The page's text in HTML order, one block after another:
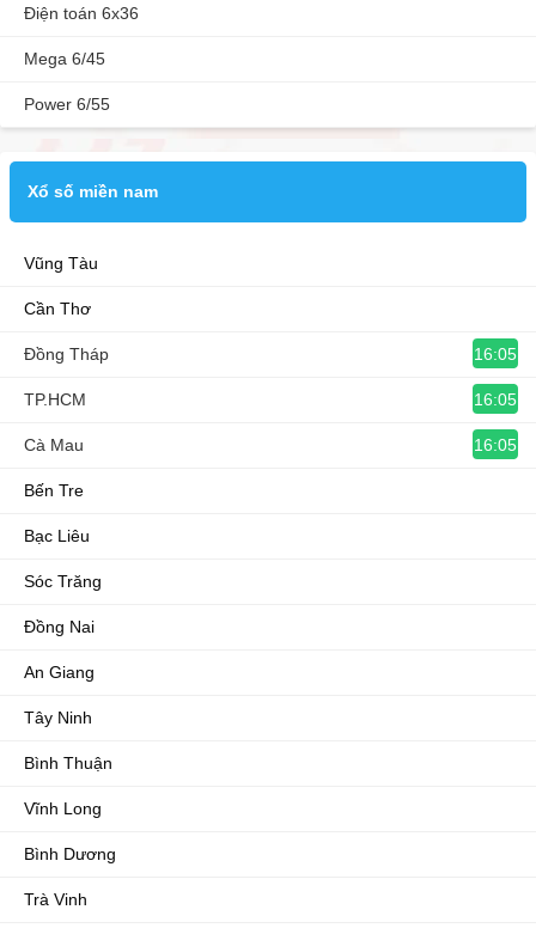
Điện toán 6x36
Mega 6/45
Power 6/55
Xổ số miền nam
Vũng Tàu
Cần Thơ
Đồng Tháp 16:05
TP.HCM 16:05
Cà Mau 16:05
Bến Tre
Bạc Liêu
Sóc Trăng
Đồng Nai
An Giang
Tây Ninh
Bình Thuận
Vĩnh Long
Bình Dương
Trà Vinh